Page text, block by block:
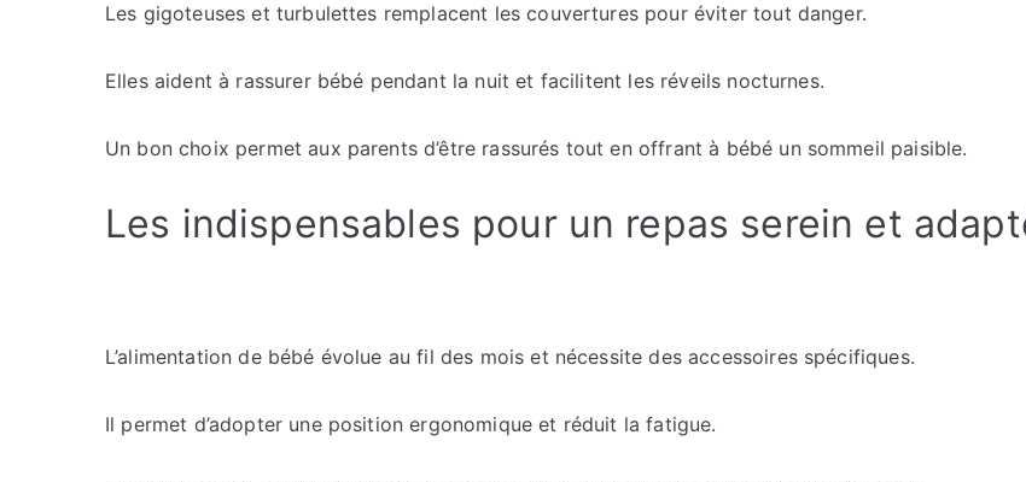
Les gigoteuses et turbulettes remplacent les couvertures pour éviter tout danger.
Elles aident à rassurer bébé pendant la nuit et facilitent les réveils nocturnes.
Un bon choix permet aux parents d’être rassurés tout en offrant à bébé un sommeil paisible.
Les indispensables pour un repas serein et
L’alimentation de bébé évolue au fil des mois et nécessite des accessoires spécifiques.
Il permet d’adopter une position ergonomique et réduit la fatigue.